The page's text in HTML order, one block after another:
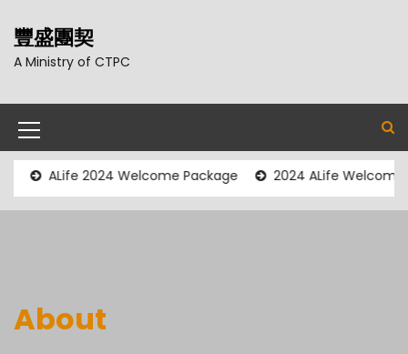
o
o
e
豐盛團契
A Ministry of CTPC
M
e
n
o
ALife 2024 Welcome Package 2024 ALife Welcome
About